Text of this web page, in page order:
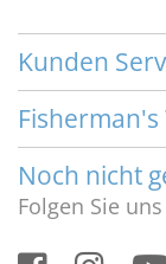
Kunden
Fisherman's
Noch nicht
Folgen Sie